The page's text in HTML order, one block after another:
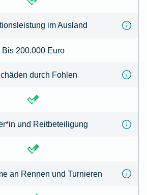
im Ausland
Bis 200.000 Euro
durch Fohlen
und Reitbeteiligung
an Rennen und Turnieren